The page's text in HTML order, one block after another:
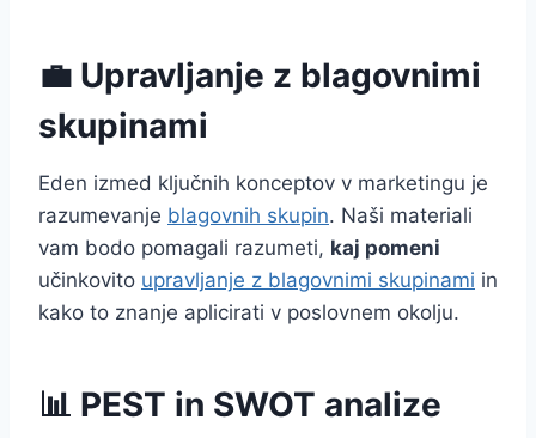
💼 Upravljanje z blagovnimi
skupinami
Eden izmed ključnih konceptov v marketingu je
razumevanje blagovnih skupin. Naši materiali
vam bodo pomagali razumeti, kaj pomeni
učinkovito upravljanje z blagovnimi skupinami in
kako to znanje aplicirati v poslovnem okolju.
📊 PEST in SWOT analize